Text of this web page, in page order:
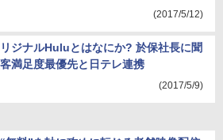
(2017/5/12)
ジナルHuluとはなにか? 於保社長に聞
満足度最優先と日テレ連携
(2017/5/9)